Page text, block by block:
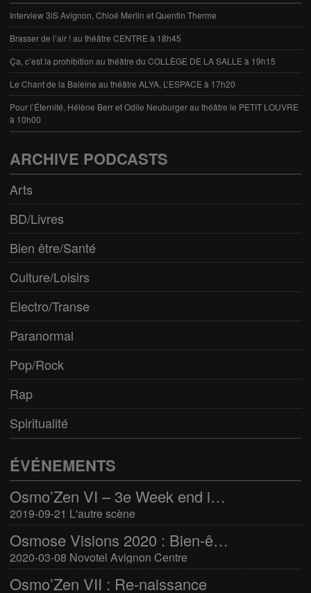
Interview 3iS Avignon, Chloé Merlin et Quentin Therme
Brasser de l’air ! au théâtre CENTRE à 18h45
Ça, c’est la prohibition au théâtre du COLLÈGE DE LA SALLE à 19h15
Le Chant de la Baleine au théâtre ALYA, L’ESPACE à 17h20
Pour l’Éternité, Hélène Berr et Odile Neuburger au théâtre le PETIT LOUVRE
à 10h00
ARCHIVE PODCASTS
Arts
BD/Livres
Bien être/Santé
Culture/Loisirs
Electro/Transe
Paranormal
Pop/Rock
Rap
Spiritualité
ÉVÉNEMENTS
Osmo’Zen VI – 3e Week end international du bien-être
2019-09-21 L'autre scène
Osmose Visions 2020 : Bien-être et arts divinatoires
2020-03-08 Novotel Avignon Centre
Osmo’Zen VII : Re-naissance